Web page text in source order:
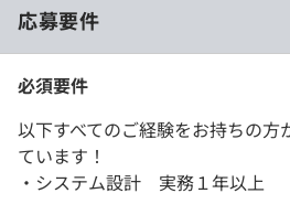
応募要件
必須要件
以下すべてのご経験をお持ちの方
ています！
・システム設計 実務１年以上